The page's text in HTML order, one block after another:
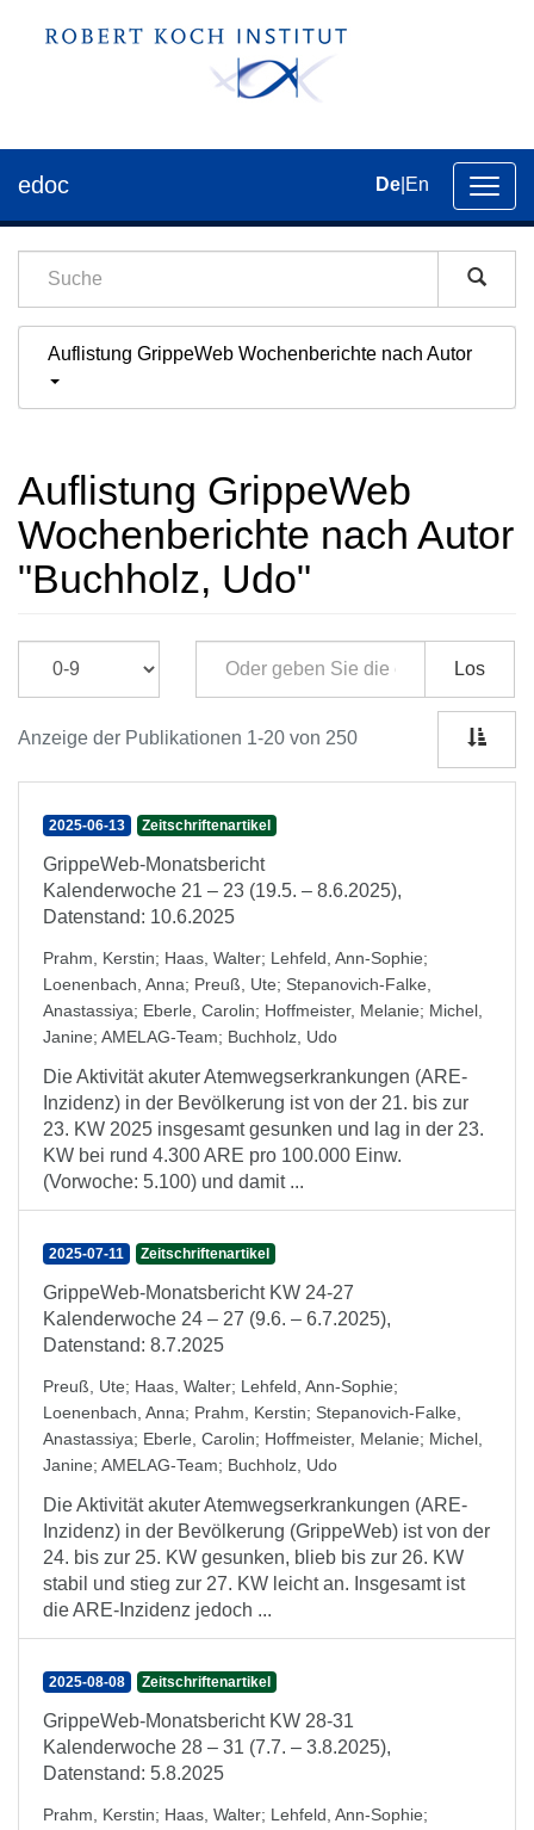
der
edoc De En
Auflistung GrippeWeb Wochenberichte nach Autor
Auflistung GrippeWeb
Wochenberichte nach Autor
"Buchholz, Udo"
Los
Anzeige der Publikationen 1-20 von 250
2025-06-13 Zeitschriftenartikel
GrippeWeb-Monatsbericht
Kalenderwoche 21 – 23 (19.5. – 8.6.2025),
Datenstand: 10.6.2025
Prahm, Kerstin; Haas, Walter; Lehfeld, Ann-Sophie;
Loenenbach, Anna; Preuß, Ute; Stepanovich-Falke,
Anastassiya; Eberle, Carolin; Hoffmeister, Melanie; Michel,
Janine; AMELAG-Team; Buchholz, Udo
Die Aktivität akuter Atemwegserkrankungen (ARE-
Inzidenz) in der Bevölkerung ist von der 21. bis zur
23. KW 2025 insgesamt gesunken und lag in der 23.
KW bei rund 4.300 ARE pro 100.000 Einw.
(Vorwoche: 5.100) und damit ...
2025-07-11 Zeitschriftenartikel
GrippeWeb-Monatsbericht KW 24-27
Kalenderwoche 24 – 27 (9.6. – 6.7.2025),
Datenstand: 8.7.2025
Preuß, Ute; Haas, Walter; Lehfeld, Ann-Sophie;
Loenenbach, Anna; Prahm, Kerstin; Stepanovich-Falke,
Anastassiya; Eberle, Carolin; Hoffmeister, Melanie; Michel,
Janine; AMELAG-Team; Buchholz, Udo
Die Aktivität akuter Atemwegserkrankungen (ARE-
Inzidenz) in der Bevölkerung (GrippeWeb) ist von der
24. bis zur 25. KW gesunken, blieb bis zur 26. KW
stabil und stieg zur 27. KW leicht an. Insgesamt ist
die ARE-Inzidenz jedoch ...
2025-08-08 Zeitschriftenartikel
GrippeWeb-Monatsbericht KW 28-31
Kalenderwoche 28 – 31 (7.7. – 3.8.2025),
Datenstand: 5.8.2025
Prahm, Kerstin; Haas, Walter; Lehfeld, Ann-Sophie;